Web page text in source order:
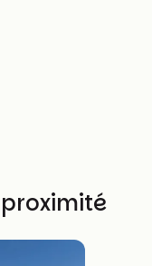
proximité